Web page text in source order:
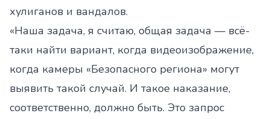
хулиганов и вандалов.
«Наша задача, я считаю, общая задача — всё-
таки найти вариант, когда видеоизображение,
когда камеры «Безопасного региона» могут
выявить такой случай. И такое наказание,
соответственно, должно быть. Это запрос